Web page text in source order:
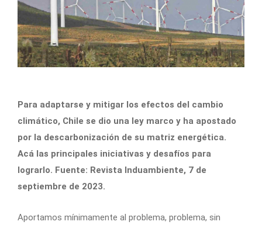
Para adaptarse y mitigar los efectos del cambio
climático, Chile se dio una ley marco y ha apostado
por la descarbonización de su matriz energética.
Acá las principales iniciativas y desafíos para
lograrlo. Fuente: Revista Induambiente, 7 de
septiembre de 2023.
Aportamos mínimamente al problema, problema, sin